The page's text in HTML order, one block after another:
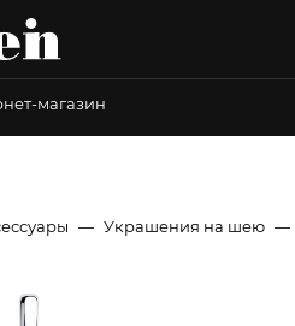
магазин
Украшения на шею